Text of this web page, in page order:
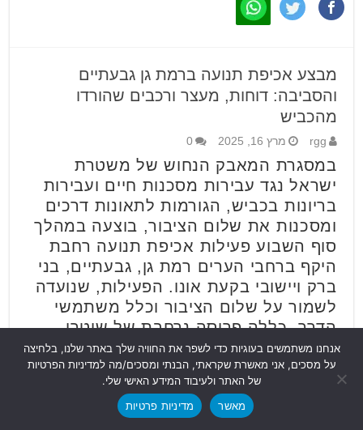
מבצע אכיפת תנועה ברמת גן גבעתיים
והסביבה: דוחות, מעצר ורכבים שהורדו
מהכביש
rgg מרץ 16, 2025 0
במסגרת המאבק הנחוש של משטרת
ישראל נגד עבירות מסכנות חיים ועבירות
בריונות בכביש, הגורמות לתאונות דרכים
ומסכנות את שלום הציבור, בוצעה במהלך
סוף השבוע פעילות אכיפת תנועה רחבת
היקף ברחבי הערים רמת גן, גבעתיים, בני
ברק ויישובי בקעת אונו. הפעילות, שנועדה
לשמור על שלום הציבור וכלל משתמשי
הדרך, כללה פריסה נרחבת של שוטרי
תנועה ושוטרי תחנות, ואכיפה בלתי
מתפשרת של עבירות תנועה.
בפעילות נרשמו 144 דוחות תנועה נגד
אנחנו משתמשים בעוגיות כדי לשפר את החוויה שלך באתר שלנו, בלחיצה
על מסכים, אני מאשרת שקראתי, הבנתי ומסכים/מה למדיניות הפרטיות
של האתר ולעיבוד המידע האישי שלי.
מאשר
מדיניות פרטיות